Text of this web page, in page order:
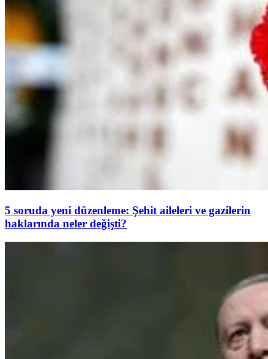
5 soruda yeni düzenleme: Şehit aileleri ve gazilerin
haklarında neler değişti?